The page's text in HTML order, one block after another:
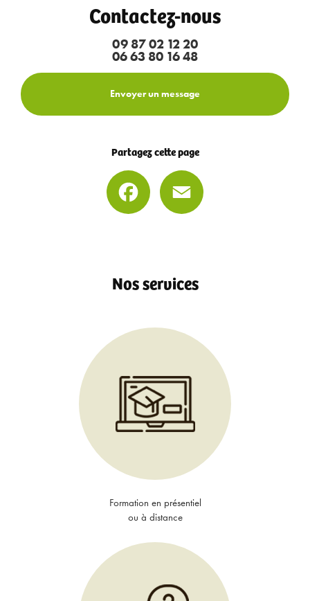
Contactez-nous
09 87 02 12 20
06 63 80 16 48
Envoyer un message
Partagez cette page
Facebook
Nos services
Formation en présentiel
ou à distance